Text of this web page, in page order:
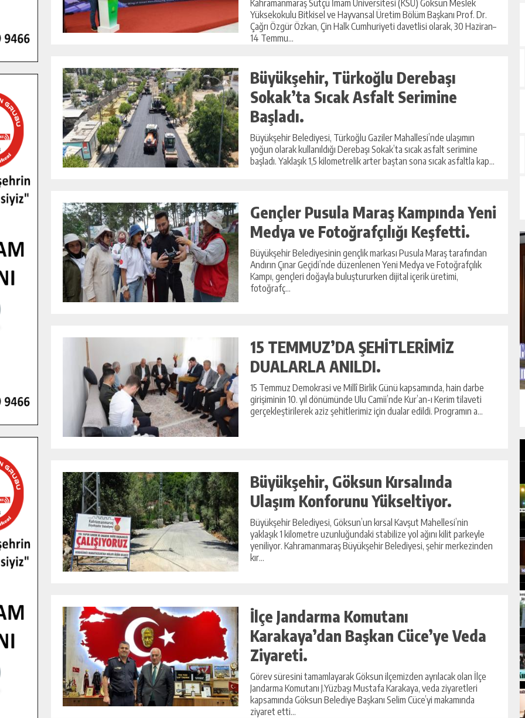
Kahramanmaraş Sütçü İmam Üniversitesi (KSÜ) Göksun Meslek
Yüksekokulu Bitkisel ve Hayvansal Üretim Bölüm Başkanı Prof. Dr.
Çağrı Özgür Özkan, Çin Halk Cumhuriyeti davetlisi olarak, 30 Haziran–
14 Temmu...
Büyükşehir, Türkoğlu Derebaşı
Sokak’ta Sıcak Asfalt Serimine
Başladı.
Büyükşehir Belediyesi, Türkoğlu Gaziler Mahallesi’nde ulaşımın
yoğun olarak kullanıldığı Derebaşı Sokak’ta sıcak asfalt serimine
başladı. Yaklaşık 1,5 kilometrelik arter baştan sona sıcak asfaltla kap...
Gençler Pusula Maraş Kampında Yeni
Medya ve Fotoğrafçılığı Keşfetti.
Büyükşehir Belediyesinin gençlik markası Pusula Maraş tarafından
Andırın Çınar Geçidi’nde düzenlenen Yeni Medya ve Fotoğrafçılık
Kampı, gençleri doğayla buluştururken dijital içerik üretimi,
fotoğrafç...
15 TEMMUZ’DA ŞEHİTLERİMİZ
DUALARLA ANILDI.
15 Temmuz Demokrasi ve Millî Birlik Günü kapsamında, hain darbe
girişiminin 10. yıl dönümünde Ulu Camii’nde Kur’an-ı Kerim tilaveti
gerçekleştirilerek aziz şehitlerimiz için dualar edildi. Programın a...
Büyükşehir, Göksun Kırsalında
Ulaşım Konforunu Yükseltiyor.
Büyükşehir Belediyesi, Göksun’un kırsal Kavşut Mahellesi’nin
yaklaşık 1 kilometre uzunluğundaki stabilize yol ağını kilit parkeyle
yeniliyor. Kahramanmaraş Büyükşehir Belediyesi, şehir merkezinden
kır...
İlçe Jandarma Komutanı
Karakaya’dan Başkan Cüce’ye Veda
Ziyareti.
Görev süresini tamamlayarak Göksun ilçemizden ayrılacak olan İlçe
Jandarma Komutanı J.Yüzbaşı Mustafa Karakaya, veda ziyaretleri
kapsamında Göksun Belediye Başkanı Selim Cüce’yi makamında
ziyaret etti...